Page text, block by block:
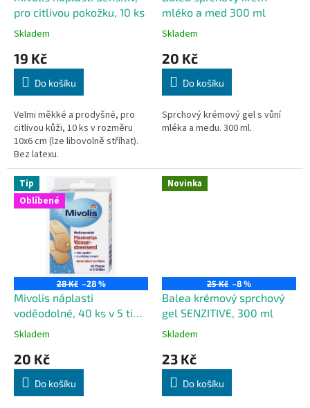
pro citlivou pokožku, 10 ks
Skladem
19 Kč
Do košíku
Velmi měkké a prodyšné, pro
citlivou kůži, 10 ks v rozměru
10x6 cm (lze libovolně stříhat).
Bez latexu.
mléko a med 300 ml
Skladem
20 Kč
Do košíku
Sprchový krémový gel s vůní
mléka a medu. 300 ml.
Tip
Oblíbené
28 Kč –28 %
Mivolis náplasti
voděodolné, 40 ks v 5 ti
velikostech
Skladem
20 Kč
Do košíku
Novinka
25 Kč –8 %
Balea krémový sprchový
gel SENZITIVE, 300 ml
Skladem
23 Kč
Do košíku